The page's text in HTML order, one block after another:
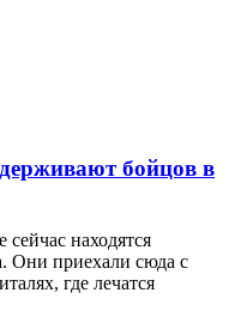
бойцов в
находятся
Они приехали сюда с
где лечатся